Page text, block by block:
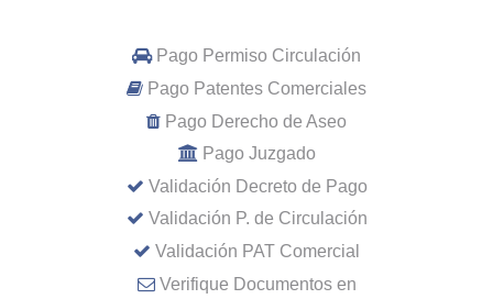
Pago Permiso Circulación
Pago Patentes Comerciales
Pago Derecho de Aseo
Pago Juzgado
Validación Decreto de Pago
Validación P. de Circulación
Validación PAT Comercial
Verifique Documentos en